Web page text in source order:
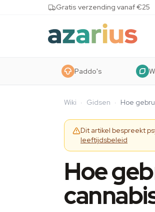
Skip to content Gratis verzending vanaf €25
Paddo's
Wiki · Gidsen · Hoe
Dit artikel bespreekt
leeftijdsbeleid
Hoe